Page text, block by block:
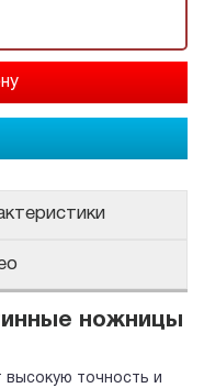
ножницы
высокую точность и